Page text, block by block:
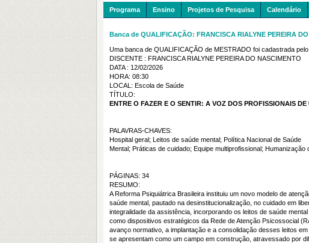
Programa Ensino Projetos de Pesquisa Calendário
Banca de QUALIFICAÇÃO: FRANCISCA RIALYNE PEREIRA
Uma banca de QUALIFICAÇÃO de MESTRADO foi cadastrada pelo
DISCENTE : FRANCISCA RIALYNE PEREIRA DO NASCIMENTO
DATA : 12/02/2026
HORA: 08:30
LOCAL: Escola de Saúde
TÍTULO:
ENTRE O FAZER E O SENTIR: A VOZ DOS PROFISSIONAIS
PALAVRAS-CHAVES:
Hospital geral; Leitos de saúde mental; Política Nacional de Saúde
Mental; Práticas de cuidado; Equipe multiprofissional; Humanização
PÁGINAS: 34
RESUMO:
A Reforma Psiquiátrica Brasileira instituiu um novo modelo de
saúde mental, pautado na desinstitucionalização, no cuidado em
integralidade da assistência, incorporando os leitos de saúde
como dispositivos estratégicos da Rede de Atenção Psicossocial
avanço normativo, a implantação e a consolidação desses leitos
se apresentam como um campo em construção, atravessado por